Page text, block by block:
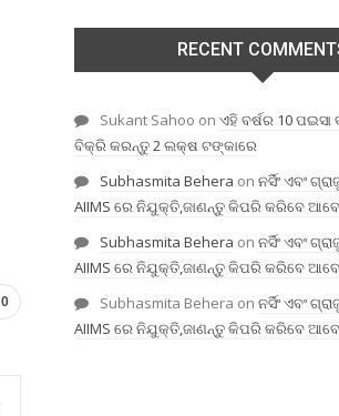
0
RECENT
Sukant Sahoo on ଏହି ବର୍ଷର 10 ପଇସା
ବିକ୍ରି କରନ୍ତୁ 2 ଲକ୍ଷ ଟଙ୍କାରେ
Subhasmita Behera on ନର୍ସିଂ ଏବଂ
AIIMS ରେ ନିଯୁକ୍ତି,ଜାଣନ୍ତୁ କିପରି କରିବେ
Subhasmita Behera on ନର୍ସିଂ ଏବଂ
AIIMS ରେ ନିଯୁକ୍ତି,ଜାଣନ୍ତୁ କିପରି କରିବେ
Subhasmita Behera on ନର୍ସିଂ ଏବଂ
AIIMS ରେ ନିଯୁକ୍ତି,ଜାଣନ୍ତୁ କିପରି କରିବେ